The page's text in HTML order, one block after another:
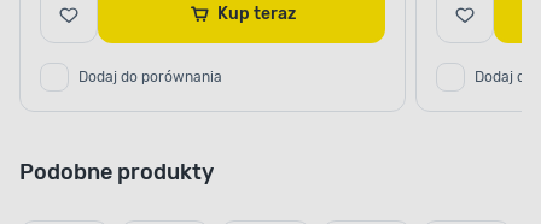
Kup teraz
Dodaj do porównania Dodaj do
Podobne produkty